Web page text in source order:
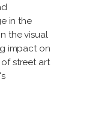
in the
the visual
impact on
street art